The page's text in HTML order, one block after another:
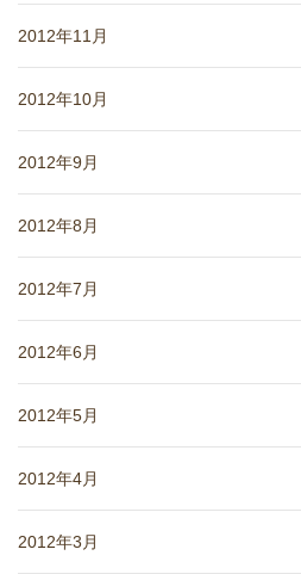
2012年11月
2012年10月
2012年9月
2012年8月
2012年7月
2012年6月
2012年5月
2012年4月
2012年3月